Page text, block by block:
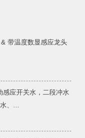
带温度数显感应龙头
应开关水，二段冲水
、...